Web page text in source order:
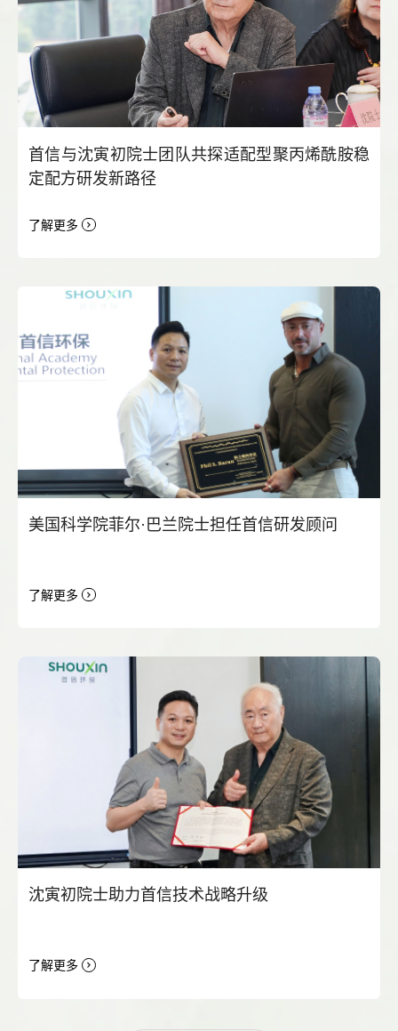
首信与沈寅初院士团队共探适配型聚丙烯酰胺稳
定配方研发新路径
了解更多
美国科学院菲尔·巴兰院士担任首信研发顾问
了解更多
沈寅初院士助力首信技术战略升级
了解更多